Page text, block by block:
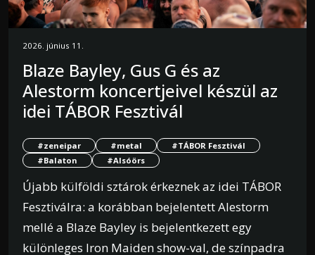
2026. június 11.
Blaze Bayley, Gus G és az
Alestorm koncertjeivel készül az
idei TÁBOR Fesztivál
#zeneipar #metal
#TÁBOR Fesztivál
#Balaton
#Alsóörs
Újabb külföldi sztárok érkeznek az idei TÁBOR
Fesztiválra: a korábban bejelentett Alestorm
mellé a Blaze Bayley is bejelentkezett egy
különleges Iron Maiden show-val, de színpadra